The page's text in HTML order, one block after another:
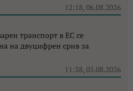
12:18, 06.08.2026
транспорт в ЕС се
на двуцифрен срив за
11:38, 05.08.2026